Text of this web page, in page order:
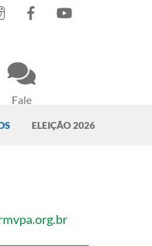
Fale
InstagramFacebook
ELEIÇÃO 2026